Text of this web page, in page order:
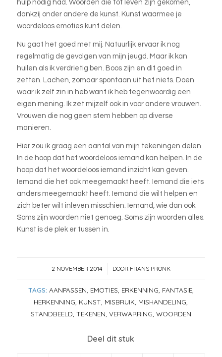
hulp nodig had. Woorden die tot leven zijn gekomen,
dankzij onder andere de kunst. Kunst waarmee je
woordeloos emoties kunt delen.
Nu gaat het goed met mij. Natuurlijk ervaar ik nog
regelmatig de gevolgen van mijn jeugd. Maar ik kan
huilen als ik verdrietig ben. Boos zijn en dit goed in
zetten. Lachen, zomaar spontaan uit het niets. Doen
waar ik zelf zin in heb want ik heb tegenwoordig een
eigen mening. Ik zet mijzelf ook in voor andere vrouwen.
Vrouwen die nog geen stem hebben op diverse
manieren.
Hier zou ik graag een aantal van mijn tekeningen delen.
In de hoop dat het woordeloos iemand kan helpen. In de
hoop dat het woordeloos iemand inzicht kan geven.
Iemand die het ook meegemaakt heeft. Iemand die iets
anders meegemaakt heeft. Iemand die wilt helpen en
zich beter wilt inleven misschien. Iemand, wie dan ook.
Soms zijn woorden niet genoeg. Soms zijn woorden alles.
Kunst is de plek er tussen in.
2 NOVEMBER 2014
/ DOOR FRANS PRONK
TAGS: AANPASSEN EMOTIES ERKENNING FANTASIE,
HERKENNING KUNST MISBRUIK MISHANDELING
STANDBEELD TEKENEN VERWARRING WOORDEN
Deel dit stuk